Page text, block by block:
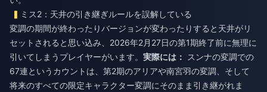
ミス2：天井の引き継ぎルールを誤解している
変調の期間が終わったりバージョンが変わったりすると天井がリ
セットされると思い込み、2026年2月27日の第1期終了前に無理に
引いてしまうプレイヤーがいます。 実際には：
スンナの変調での
67連というカウントは、第2期のアリアや南宮羽の変調、そして
将来のすべての限定キャラクター変調にそのまま引き継がれま